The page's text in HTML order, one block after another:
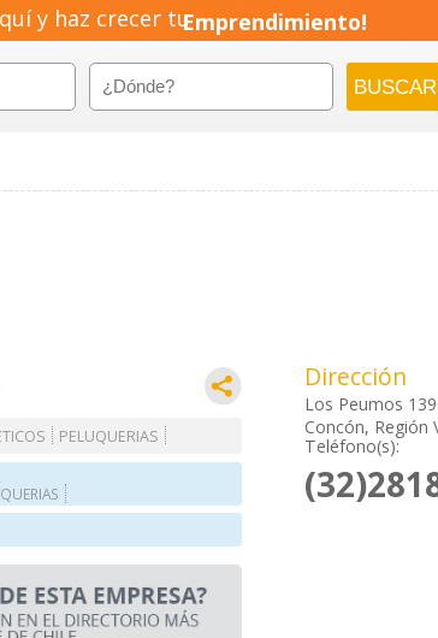
y haz crecer tuEmprendimiento!
PELUQUERIAS
Dirección
Los Peumos
Concón, Región
Teléfono(s):